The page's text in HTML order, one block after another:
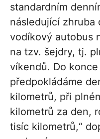
standardním
následující zhruba
vodíkový autobus
na tzv. šejdry, tj.
víkendů. Do
předpokládáme
kilometrů, při
kilometrů za den,
tisíc kilometrů,“